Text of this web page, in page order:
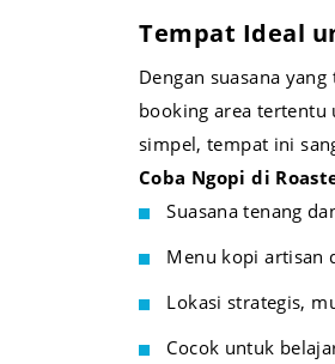
Tempat Ideal
Dengan suasana
booking area tertentu
simpel, tempat ini
Coba Ngopi di
Suasana tenang
Menu kopi artisan
Lokasi strategis,
Cocok untuk